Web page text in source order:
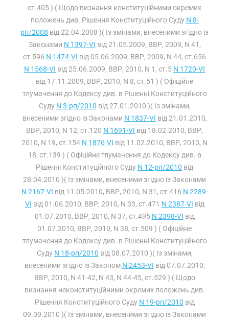
ст.405 ) ( Щодо визнання конституційними окремих
положень див. Рішення Конституційного Суду N 8-
рп/2008 від 22.04.2008 )( Із змінами, внесеними згідно із
Законами N 1397-VI від 21.05.2009, ВВР, 2009, N 41,
ст.596 N 1474-VI від 05.06.2009, ВВР, 2009, N 44, ст.656
N 1568-VI від 25.06.2009, ВВР, 2010, N 1, ст.5 N 1720-VI
від 17.11.2009, ВВР, 2010, N 8, ст.51 ) ( Офіційне
тлумачення до Кодексу див. в Рішенні Конституційного
Суду N 3-рп/2010 від 27.01.2010 )( Із змінами,
внесеними згідно із Законами N 1837-VI від 21.01.2010,
ВВР, 2010, N 12, ст.120 N 1691-VI від 18.02.2010, ВВР,
2010, N 19, ст.154 N 1876-VI від 11.02.2010, ВВР, 2010, N
18, ст.139 ) ( Офіційне тлумачення до Кодексу див. в
Рішенні Конституційного Суду N 12-рп/2010 від
28.04.2010 )( Із змінами, внесеними згідно із Законами
N 2167-VI від 11.05.2010, ВВР, 2010, N 31, ст.416 N 2289-
VI від 01.06.2010, ВВР, 2010, N 33, ст.471 N 2387-VI від
01.07.2010, ВВР, 2010, N 37, ст.495 N 2398-VI від
01.07.2010, ВВР, 2010, N 38, ст.509 ) ( Офіційне
тлумачення до Кодексу див. в Рішенні Конституційного
Суду N 18-рп/2010 від 08.07.2010 )( Із змінами,
внесеними згідно із Законом N 2453-VI від 07.07.2010,
ВВР, 2010, N 41-42, N 43, N 44-45, ст.529 ) ( Щодо
визнання неконституційними окремих положень див.
Рішення Конституційного Суду N 19-рп/2010 від
09.09.2010 )( Із змінами, внесеними згідно із Законами